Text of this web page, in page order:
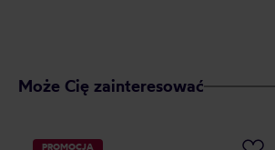
Może Cię zainteresować
PROMOCJA